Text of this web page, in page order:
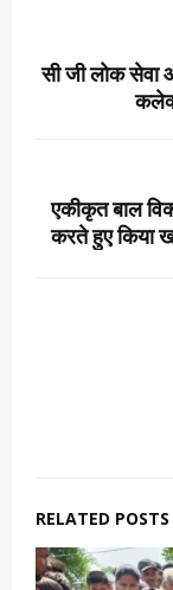
सी जी लोक सेवा
एकीकृत बाल
करते हुए किया
RELATED POSTS